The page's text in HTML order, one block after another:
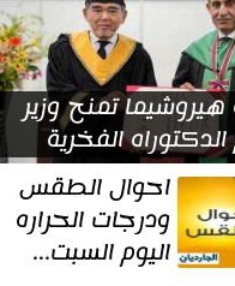
تمنح وزير
الدكتوراه الفخرية
حققه
احوال الطقس
ودرجات الحراره
اليوم السبت...